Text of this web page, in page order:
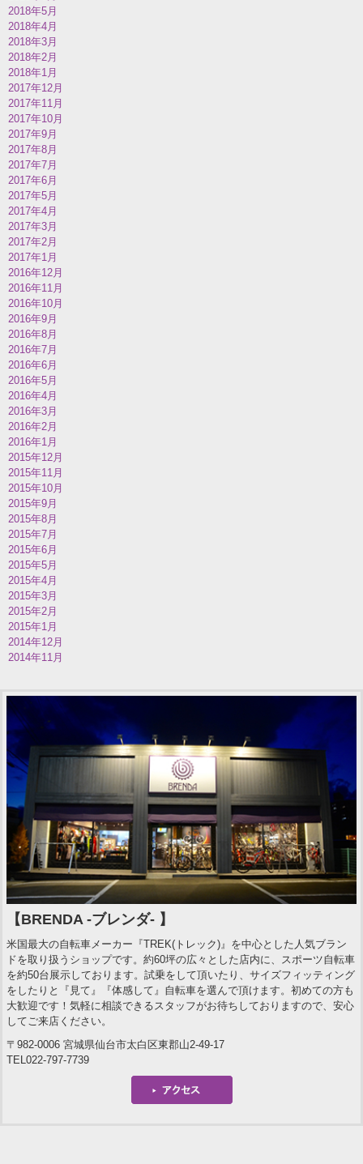
2018年5月
2018年4月
2018年3月
2018年2月
2018年1月
2017年12月
2017年11月
2017年10月
2017年9月
2017年8月
2017年7月
2017年6月
2017年5月
2017年4月
2017年3月
2017年2月
2017年1月
2016年12月
2016年11月
2016年10月
2016年9月
2016年8月
2016年7月
2016年6月
2016年5月
2016年4月
2016年3月
2016年2月
2016年1月
2015年12月
2015年11月
2015年10月
2015年9月
2015年8月
2015年7月
2015年6月
2015年5月
2015年4月
2015年3月
2015年2月
2015年1月
2014年12月
2014年11月
【BRENDA -ブレンダ- 】
米国最大の自転車メーカー『TREK(トレック)』を中心とした人気ブラン
ドを取り扱うショップです。約60坪の広々とした店内に、スポーツ自転車
を約50台展示しております。試乗をして頂いたり、サイズフィッティング
をしたりと『見て』『体感して』自転車を選んで頂けます。初めての方も
大歓迎です！気軽に相談できるスタッフがお待ちしておりますので、安心
してご来店ください。
〒982-0006 宮城県仙台市太白区東郡山2-49-17
TEL022-797-7739